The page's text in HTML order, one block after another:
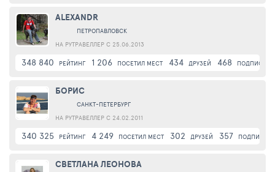
ALEXANDR
ПЕТРОПАВЛОВСК
НА РУТРАВЕЛЛЕР С 25.06.2013
348 840 РЕЙТИНГ 1 206 ПОСЕТИЛ МЕСТ 434 ДРУЗЕЙ 468
БОРИС
САНКТ-ПЕТЕРБУРГ
НА РУТРАВЕЛЛЕР С 24.02.2011
340 325 РЕЙТИНГ 4 249 ПОСЕТИЛ МЕСТ 302 ДРУЗЕЙ 357
СВЕТЛАНА ЛЕОНОВА